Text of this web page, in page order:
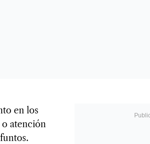
en los
o atención